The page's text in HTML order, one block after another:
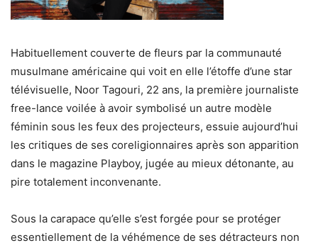
Habituellement couverte de fleurs par la communauté
musulmane américaine qui voit en elle l’étoffe d’une star
télévisuelle, Noor Tagouri, 22 ans, la première journaliste
free-lance voilée à avoir symbolisé un autre modèle
féminin sous les feux des projecteurs, essuie aujourd’hui
les critiques de ses coreligionnaires après son apparition
dans le magazine Playboy, jugée au mieux détonante, au
pire totalement inconvenante.
Sous la carapace qu’elle s’est forgée pour se protéger
essentiellement de la véhémence de ses détracteurs non